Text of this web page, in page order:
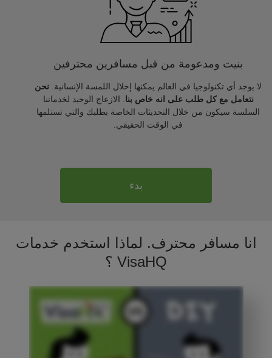
بنيت ومدعومة من قبل مسافرين محترفين
لا يوجد أي تكنولوجيا في العالم يمكنها إحلال اللمسة الإنسانية. نحن
نتعامل مع كل طلب على انه خاص بنا . الازعاج الوحيد لخدماتنا
السلسة سيكون من خلال التحديثات الخاصة بطلبك والتي تستلمها
في الوقت الحقيقي.
بدء
انا مسافر محترف. لماذا استخدم خدمات
VisaHQ ؟